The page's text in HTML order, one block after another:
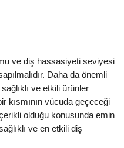
ve diş hassasiyeti seviyesi
Daha da önemli
ve etkili ürünler
kısmının vücuda geçeceği
olduğu konusunda emin
ve en etkili diş